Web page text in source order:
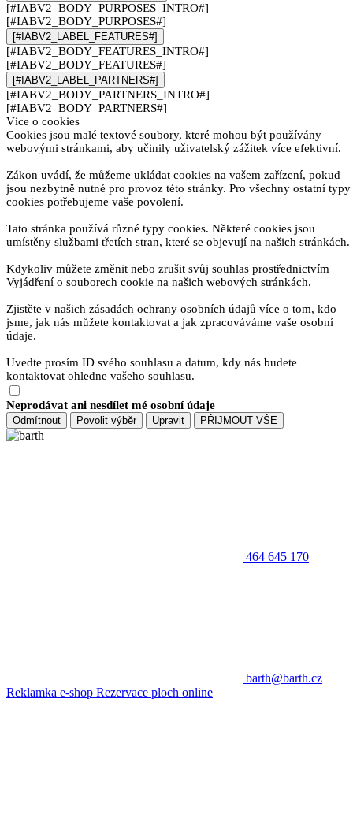
[#IABV2_BODY_PURPOSES_INTRO#]
[#IABV2_BODY_PURPOSES#]
[#IABV2_LABEL_FEATURES#]
[#IABV2_BODY_FEATURES_INTRO#]
[#IABV2_BODY_FEATURES#]
[#IABV2_LABEL_PARTNERS#]
[#IABV2_BODY_PARTNERS_INTRO#]
[#IABV2_BODY_PARTNERS#]
Více o cookies
Cookies jsou malé textové soubory, které mohou být používány
webovými stránkami, aby učinily uživatelský zážitek více efektivní.
Zákon uvádí, že můžeme ukládat cookies na vašem zařízení, pokud
jsou nezbytně nutné pro provoz této stránky. Pro všechny ostatní typy
cookies potřebujeme vaše povolení.
Tato stránka používá různé typy cookies. Některé cookies jsou
umístěny službami třetích stran, které se objevují na našich stránkách.
Kdykoliv můžete změnit nebo zrušit svůj souhlas prostřednictvím
Vyjádření o souborech cookie na našich webových stránkách.
Zjistěte v našich zásadách ochrany osobních údajů více o tom, kdo
jsme, jak nás můžete kontaktovat a jak zpracováváme vaše osobní
údaje.
Uvedte prosím ID svého souhlasu a datum, kdy nás budete
kontaktovat ohledne vašeho souhlasu.
Neprodávat ani nesdílet mé osobní údaje
Odmítnout Povolit výběr Upravit PŘIJMOUT VŠE
464 645 170
barth@barth.cz
Reklamka e-shop Rezervace ploch online